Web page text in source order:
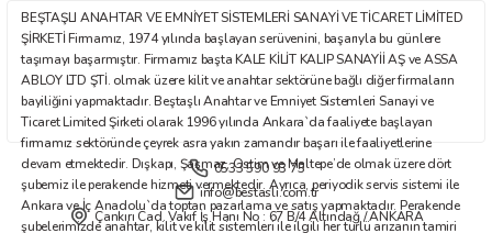
Bu ürüne benzer farklı alternatifler olmalı.
Gönder
BEŞTAŞLI ANAHTAR VE EMNİYET SİSTEMLERİ SANAYİ VE TİCARET LİMİTED
ŞİRKETİ Firmamız, 1974 yılında başlayan serüvenini, başarıyla bu günlere
taşımayı başarmıştır. Firmamız başta KALE KİLİT KALIP SANAYİİ AŞ ve ASSA
ABLOY LTD ŞTİ. olmak üzere kilit ve anahtar sektörüne bağlı diğer firmaların
bayiliğini yapmaktadır. Beştaşlı Anahtar ve Emniyet Sistemleri Sanayi ve
Ticaret Limited Şirketi olarak 1996 yılında Ankara`da faaliyete başlayan
firmamız sektöründe çeyrek asra yakın zamandır başarı ile faaliyetlerine
devam etmektedir. Dışkapı, Şaşmaz, Ostim ve Maltepe’de olmak üzere dört
şubemiz ile perakende hizmeti vermektedir. Ayrıca, periyodik servis sistemi ile
Ankara ve İç Anadolu`da toptan pazarlama ve satış yapmaktadır. Perakende
şubelerimizde anahtar, kilit ve kilit sistemleri ile ilgili her türlü arızanın tamiri
0533 590 93 75
info@bestasli.com.tr
Çankırı Cad. Vakıf İş Hanı No : 67 B/4 Altındağ / ANKARA